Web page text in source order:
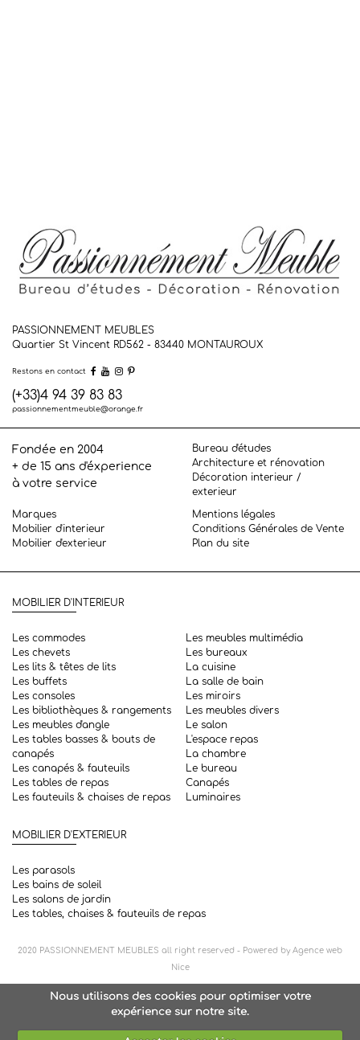
PASSIONNEMENT MEUBLES
Quartier St Vincent RD562 - 83440 MONTAUROUX
Restons en contact
(+33)4 94 39 83 83
passionnementmeuble@orange.fr
Fondée en 2004
+ de 15 ans d'éxperience
à votre service
Bureau d'études
Architecture et rénovation
Décoration interieur /
exterieur
Marques
Mobilier d'interieur
Mobilier d'exterieur
Mentions légales
Conditions Générales de Vente
Plan du site
MOBILIER D'INTERIEUR
Les commodes
Les chevets
Les lits & têtes de lits
Les buffets
Les consoles
Les bibliothèques & rangements
Les meubles d'angle
Les tables basses & bouts de
canapés
Les canapés & fauteuils
Les tables de repas
Les fauteuils & chaises de repas
Les meubles multimédia
Les bureaux
La cuisine
La salle de bain
Les miroirs
Les meubles divers
Le salon
L'espace repas
La chambre
Le bureau
Canapés
Luminaires
MOBILIER D'EXTERIEUR
Les parasols
Les bains de soleil
Les salons de jardin
Les tables, chaises & fauteuils de repas
2020 PASSIONNEMENT MEUBLES all right reserved - Powered byAgence web
Nice
Nous utilisons des cookies pour optimiser votre
expérience sur notre site.